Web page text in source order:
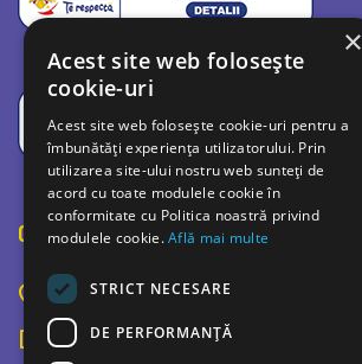
Contact
Bulevardul Bucuresti 42C, Ploiesti 100520
0726 726 252
×
Acest site web folosește
cookie-uri
Acest site web folosește cookie-uri pentru a
îmbunătăți experiența utilizatorului. Prin
utilizarea site-ului nostru web sunteți de
acord cu toate modulele cookie în
conformitate cu Politica noastră privind
modulele cookie.Află mai multe
STRICT NECESARE
DE PERFORMANȚĂ